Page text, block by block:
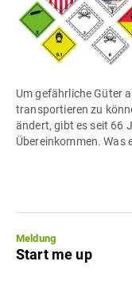
Um gefährliche Güter
transportieren zu
ändert, gibt es seit 66
Übereinkommen. Was
Meldung
Start me up